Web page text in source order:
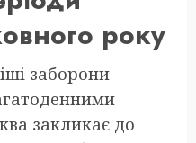
року
заборони
закликає до